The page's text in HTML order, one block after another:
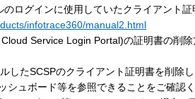
グインに使用していたクライアント証
infotrace360/manual2.html
Service Login Portal)の証明書の削除
たSCSPのクライアント証明書を削除し
ボード等を参照できることをご確認く